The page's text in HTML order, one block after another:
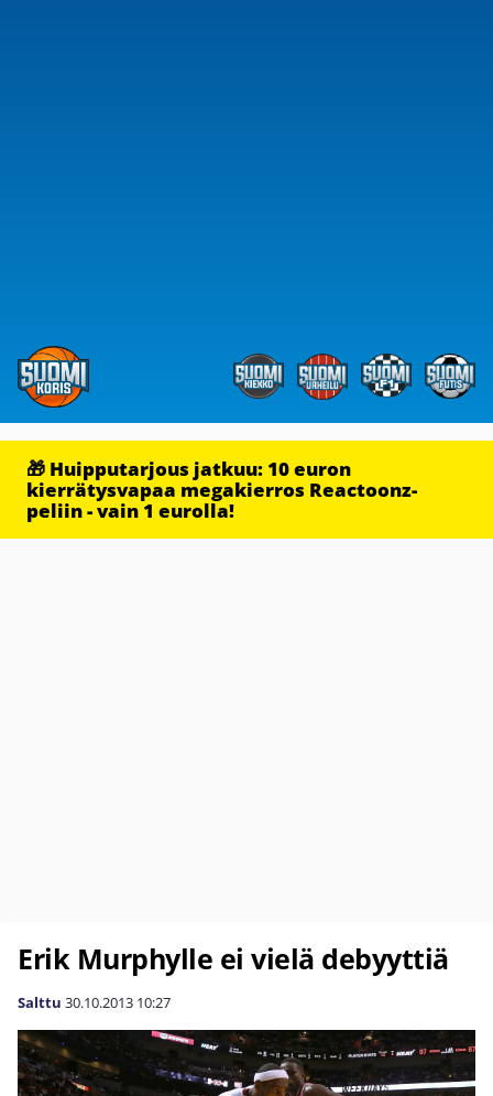
🎁 Huipputarjous jatkuu: 10 euron
kierrätysvapaa megakierros Reactoonz-
peliin - vain 1 eurolla!
Erik Murphylle ei vielä debyyttiä
Salttu 30.10.2013 10:27